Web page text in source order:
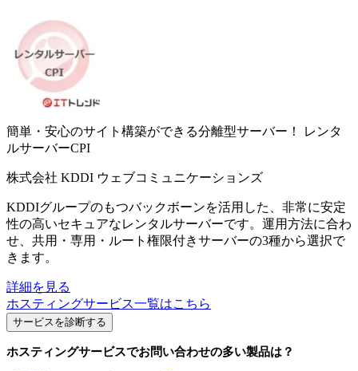
簡単・安心のサイト構築ができる分離型サーバー！
レンタ
ルサーバーCPI
株式会社 KDDI ウェブコミュニケーションズ
KDDIグループのもつバックボーンを活用した、非常に安定
性の高いセキュアなレンタルサーバーです。運用方法に合わ
せ、共用・専用・ルート権限付きサーバーの3種から選択で
きます。
詳細を見る
ホスティングサービス一覧はこちら
サービスを診断する
ホスティングサービスでお問い合わせの多い製品は？